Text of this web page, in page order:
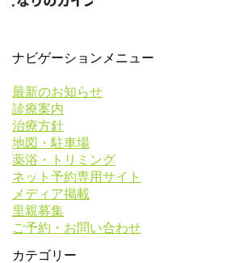
ナビゲーションメニュー
最新のお知らせ
診療案内
治療方針
地図・駐車場
薬浴・トリミング
ネット予約専用サイト
メディア掲載
里親募集
ご予約・お問い合わせ
カテゴリー